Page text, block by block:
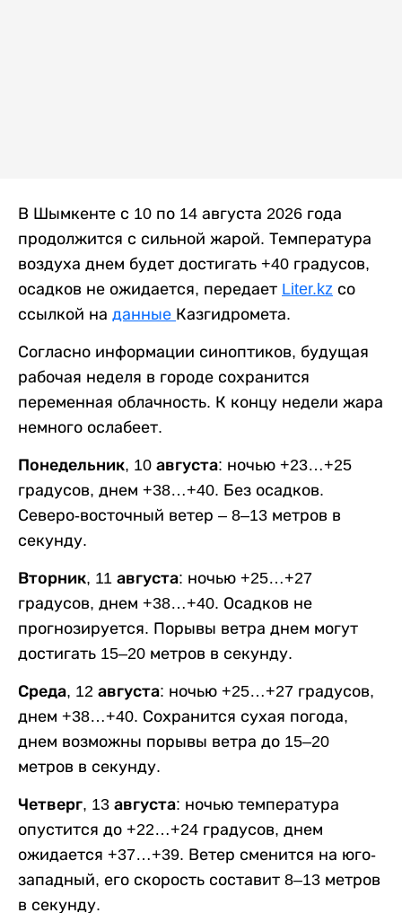
В Шымкенте с 10 по 14 августа 2026 года
продолжится с сильной жарой. Температура
воздуха днем будет достигать +40 градусов,
осадков не ожидается, передает Liter.kz со
ссылкой на данные Казгидромета.
Согласно информации синоптиков, будущая
рабочая неделя в городе сохранится
переменная облачность. К концу недели жара
немного ослабеет.
Понедельник, 10 августа: ночью +23…+25
градусов, днем +38…+40. Без осадков.
Северо-восточный ветер – 8–13 метров в
секунду.
Вторник, 11 августа: ночью +25…+27
градусов, днем +38…+40. Осадков не
прогнозируется. Порывы ветра днем могут
достигать 15–20 метров в секунду.
Среда, 12 августа: ночью +25…+27 градусов,
днем +38…+40. Сохранится сухая погода,
днем возможны порывы ветра до 15–20
метров в секунду.
Четверг, 13 августа: ночью температура
опустится до +22…+24 градусов, днем
ожидается +37…+39. Ветер сменится на юго-
западный, его скорость составит 8–13 метров
в секунду.